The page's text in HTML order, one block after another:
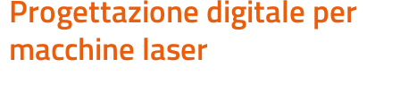
Progettazione digitale per
macchine laser